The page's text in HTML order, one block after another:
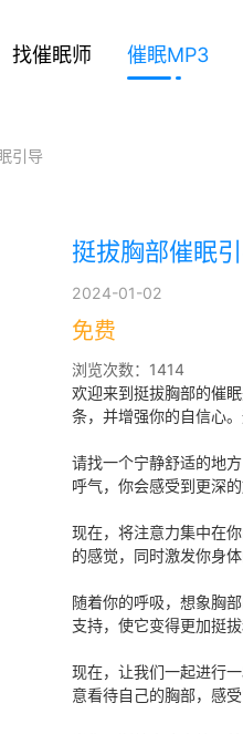
找催眠师 催眠MP3
引导
挺拔胸部催眠
2024-01-02
免费
浏览次数：1414
欢迎来到挺拔胸部的催
条，并增强你的自信心
请找一个宁静舒适的地
呼气，你会感受到更深的
现在，将注意力集中在
的感觉，同时激发你身
随着你的呼吸，想象胸
支持，使它变得更加挺拔
现在，让我们一起进行
意看待自己的胸部，感